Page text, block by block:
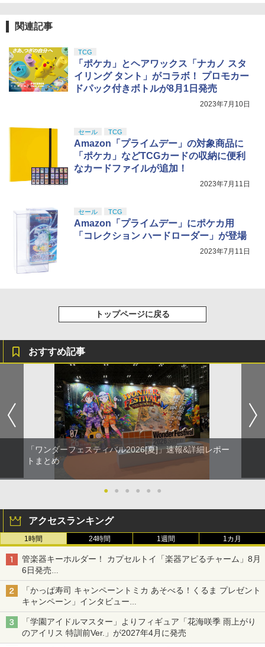
関連記事
TCG
「ポケカ」とヘアワックス「ナカノ スタ
イリング タント」がコラボ！ プロモカー
ドパック付きボトルが8月1日発売
2023年7月10日
セール TCG
Amazon「プライムデー」の対象商品に
「ポケカ」などTCGカードの収納に便利
なカードファイルが追加！
2023年7月11日
セール TCG
Amazon「プライムデー」にポケカ用
「コレクション ハードローダー」が登場
2023年7月11日
トップページに戻る
おすすめ記事
「ワンダーフェスティバル2026[夏]」速報&詳細レポー
トまとめ
● ● ● ● ● ●
アクセスランキング
1時間 24時間 1週間 1カ月
管楽器キーホルダー！ カプセルトイ「楽器アピるチャーム」8月
6日発売
チューバ、テナサクなど5種各3色
「かっぱ寿司 キャンペーントミカ あそべる！くるま プレゼント
キャンペーン」インタビュー
子どもが楽しめるかっぱ寿司ならではの体験とコラボの楽しさを
追求
「学園アイドルマスター」よりフィギュア「花海咲季 雨上がり
のアイリス 特訓前Ver.」が2027年4月に発売